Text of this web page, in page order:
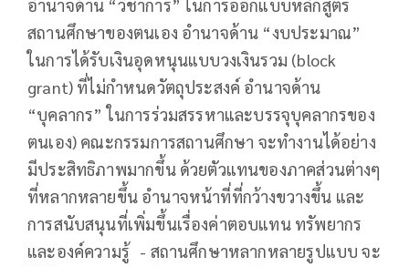
อำนาจด้าน “วิชาการ” ในการออกแบบหลักสูตร
สถานศึกษาของตนเอง อำนาจด้าน “งบประมาณ”
ในการได้รับเงินอุดหนุนแบบวงเงินรวม (block
grant) ที่ไม่กำหนดวัตถุประสงค์ อำนาจด้าน
“บุคลากร” ในการร่วมสรรหาและบรรจุบุคลากรของ
ตนเอง) คณะกรรมการสถานศึกษา จะทำงานได้อย่าง
มีประสิทธิภาพมากขึ้น ด้วยตัวแทนของภาคส่วนต่างๆ
ที่หลากหลายขึ้น อำนาจหน้าที่ที่กว้างขวางขึ้น และ
การสนับสนุนที่เพิ่มขึ้นเรื่องค่าตอบแทน ทรัพยากร
และองค์ความรู้ - สถานศึกษาหลากหลายรูปแบบ จะ